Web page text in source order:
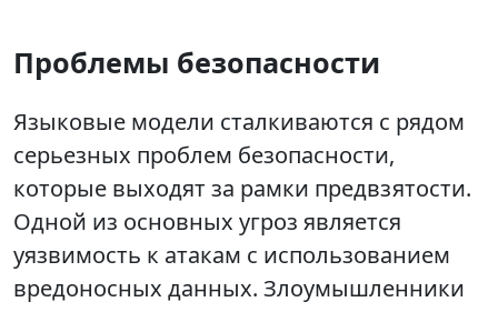
Проблемы безопасности
Языковые модели сталкиваются с рядом
серьезных проблем безопасности,
которые выходят за рамки предвзятости.
Одной из основных угроз является
уязвимость к атакам с использованием
вредоносных данных. Злоумышленники